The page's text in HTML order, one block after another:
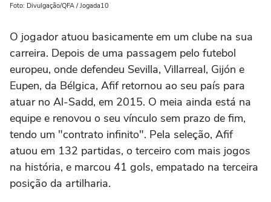
Foto: Divulgação/QFA / Jogada10
O jogador atuou basicamente em um clube na sua
carreira. Depois de uma passagem pelo futebol
europeu, onde defendeu Sevilla, Villarreal, Gijón e
Eupen, da Bélgica, Afif retornou ao seu país para
atuar no Al-Sadd, em 2015. O meia ainda está na
equipe e renovou o seu vínculo sem prazo de fim,
tendo um "contrato infinito". Pela seleção, Afif
atuou em 132 partidas, o terceiro com mais jogos
na história, e marcou 41 gols, empatado na terceira
posição da artilharia.